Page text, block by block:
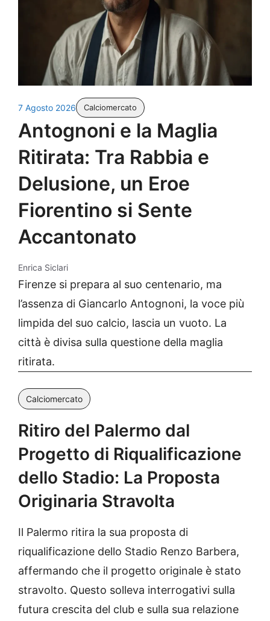
7 Agosto 2026 Calciomercato
Antognoni e la Maglia
Ritirata: Tra Rabbia e
Delusione, un Eroe
Fiorentino si Sente
Accantonato
Enrica Siclari
Firenze si prepara al suo centenario, ma
l’assenza di Giancarlo Antognoni, la voce più
limpida del suo calcio, lascia un vuoto. La
città è divisa sulla questione della maglia
ritirata.
Calciomercato
Ritiro del Palermo dal
Progetto di Riqualificazione
dello Stadio: La Proposta
Originaria Stravolta
Il Palermo ritira la sua proposta di
riqualificazione dello Stadio Renzo Barbera,
affermando che il progetto originale è stato
stravolto. Questo solleva interrogativi sulla
futura crescita del club e sulla sua relazione